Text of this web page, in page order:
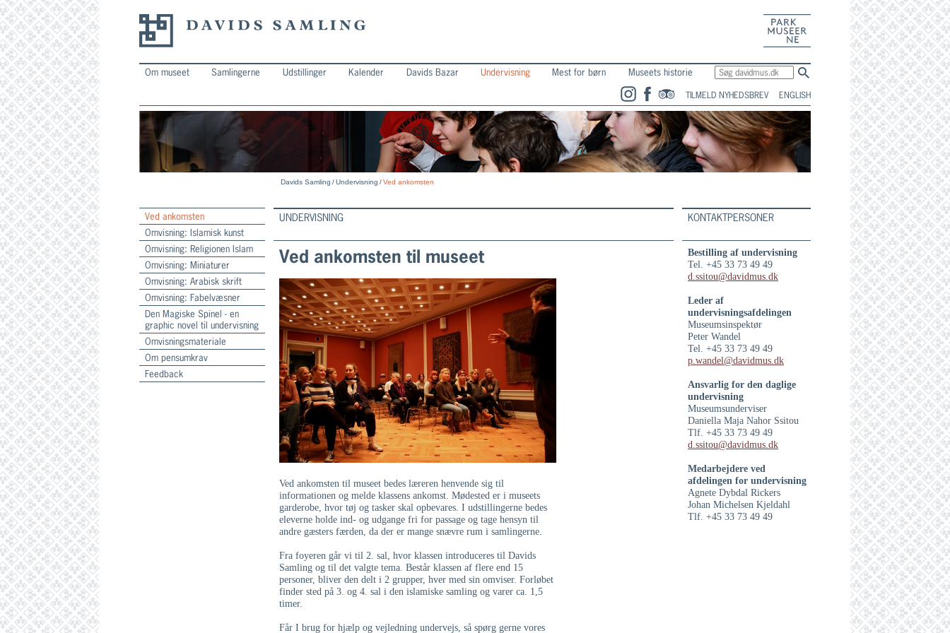
Om museet Samlingerne Udstillinger Kalender Davids Bazar Undervisning Mest for børn Museets historie
TILMELD NYHEDSBREV ENGLISH
Davids Samling /Undervisning /Ved ankomsten
Ved ankomsten
Omvisning: Islamisk kunst
Omvisning: Religionen Islam
Omvisning: Miniaturer
Omvisning: Arabisk skrift
Omvisning: Fabelvæsner
Den Magiske Spinel - en
graphic novel til undervisning
Omvisningsmateriale
Om pensumkrav
Feedback
UNDERVISNING
Ved ankomsten til museet
Ved ankomsten til museet bedes læreren henvende sig til
informationen og melde klassens ankomst. Mødested er i museets
garderobe, hvor tøj og tasker skal opbevares. I udstillingerne bedes
eleverne holde ind- og udgange fri for passage og tage hensyn til
andre gæsters færden, da der er mange snævre rum i samlingerne.
Fra foyeren går vi til 2. sal, hvor klassen introduceres til Davids
Samling og til det valgte tema. Består klassen af flere end 15
personer, bliver den delt i 2 grupper, hver med sin omviser. Forløbet
finder sted på 3. og 4. sal i den islamiske samling og varer ca. 1,5
timer.
Får I brug for hjælp og vejledning undervejs, så spørg gerne vores
KONTAKTPERSONER
Bestilling af undervisning
Tel. +45 33 73 49 49
d.ssitou@davidmus.dk
Leder af
undervisningsafdelingen
Museumsinspektør
Peter Wandel
Tel. +45 33 73 49 49
p.wandel@davidmus.dk
Ansvarlig for den daglige
undervisning
Museumsunderviser
Daniella Maja Nahor Ssitou
Tlf. +45 33 73 49 49
d.ssitou@davidmus.dk
Medarbejdere ved
afdelingen for undervisning
Agnete Dybdal Rickers
Johan Michelsen Kjeldahl
Tlf. +45 33 73 49 49